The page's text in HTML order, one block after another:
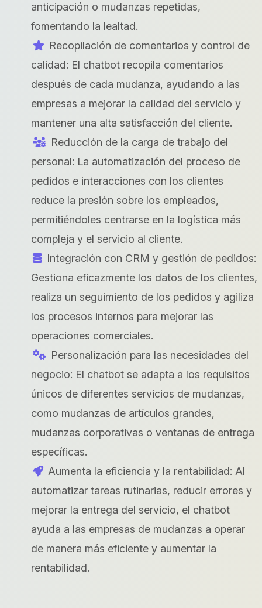
anticipación o mudanzas repetidas,
fomentando la lealtad.
Recopilación de comentarios y control de
calidad: El chatbot recopila comentarios
después de cada mudanza, ayudando a las
empresas a mejorar la calidad del servicio y
mantener una alta satisfacción del cliente.
Reducción de la carga de trabajo del
personal: La automatización del proceso de
pedidos e interacciones con los clientes
reduce la presión sobre los empleados,
permitiéndoles centrarse en la logística más
compleja y el servicio al cliente.
Integración con CRM y gestión de pedidos:
Gestiona eficazmente los datos de los clientes,
realiza un seguimiento de los pedidos y agiliza
los procesos internos para mejorar las
operaciones comerciales.
Personalización para las necesidades del
negocio: El chatbot se adapta a los requisitos
únicos de diferentes servicios de mudanzas,
como mudanzas de artículos grandes,
mudanzas corporativas o ventanas de entrega
específicas.
Aumenta la eficiencia y la rentabilidad: Al
automatizar tareas rutinarias, reducir errores y
mejorar la entrega del servicio, el chatbot
ayuda a las empresas de mudanzas a operar
de manera más eficiente y aumentar la
rentabilidad.